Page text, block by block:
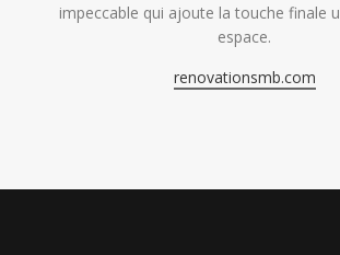
impeccable qui ajoute la touche finale
espace.
renovationsmb.com